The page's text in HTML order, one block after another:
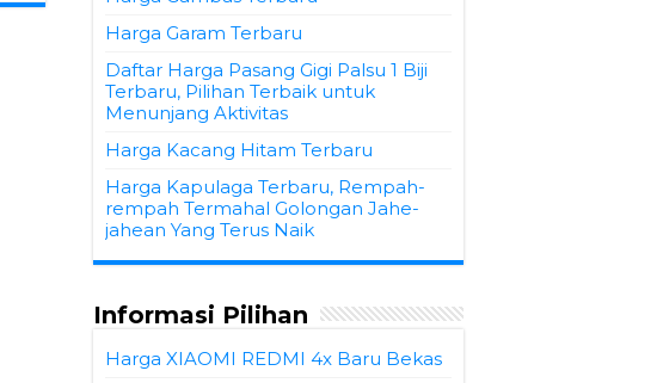
Harga Garam Terbaru
Daftar Harga Pasang Gigi Palsu 1 Biji
Terbaru, Pilihan Terbaik untuk
Menunjang Aktivitas
Harga Kacang Hitam Terbaru
Harga Kapulaga Terbaru, Rempah-
rempah Termahal Golongan Jahe-
jahean Yang Terus Naik
Informasi Pilihan
Harga XIAOMI REDMI 4x Baru Bekas